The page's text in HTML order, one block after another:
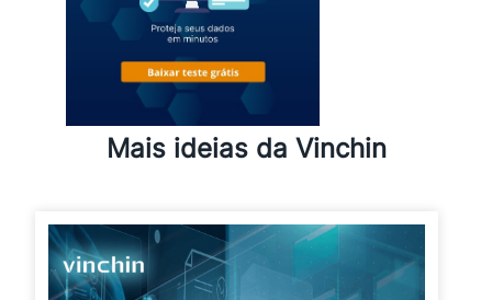
Mais ideias da Vinchin